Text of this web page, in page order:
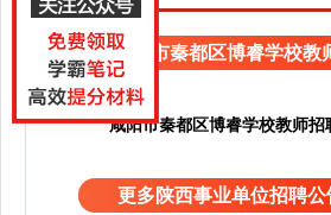
咸阳市秦都区博睿学校教
咸阳市秦都区博睿学校教师招
更多陕西事业单位招聘公